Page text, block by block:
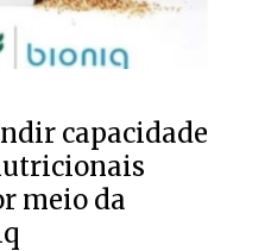
capacidade
meio da